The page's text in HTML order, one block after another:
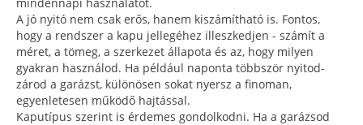
A jó nyitó nem csak erős, hanem kiszámítható is. Fontos,
hogy a rendszer a kapu jellegéhez illeszkedjen - számít a
méret, a tömeg, a szerkezet állapota és az, hogy milyen
gyakran használod. Ha például naponta többször nyitod-
zárod a garázst, különösen sokat nyersz a finoman,
egyenletesen működő hajtással.
Kaputípus szerint is érdemes gondolkodni. Ha a garázsod